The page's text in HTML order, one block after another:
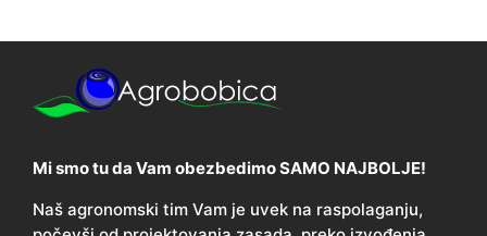
Mi smo tu da Vam obezbedimo SAMO NAJBOLJE!
Naš agronomski tim Vam je uvek na raspolaganju,